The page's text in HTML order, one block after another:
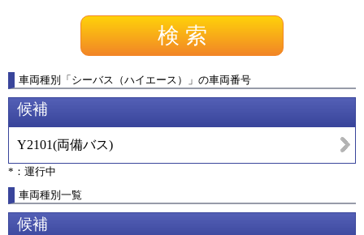
車両種別 「 シーバス（ハイエース） 」 の車両番号
候補
Y2101(両備バス)
*：運行中
車両種別一覧
候補